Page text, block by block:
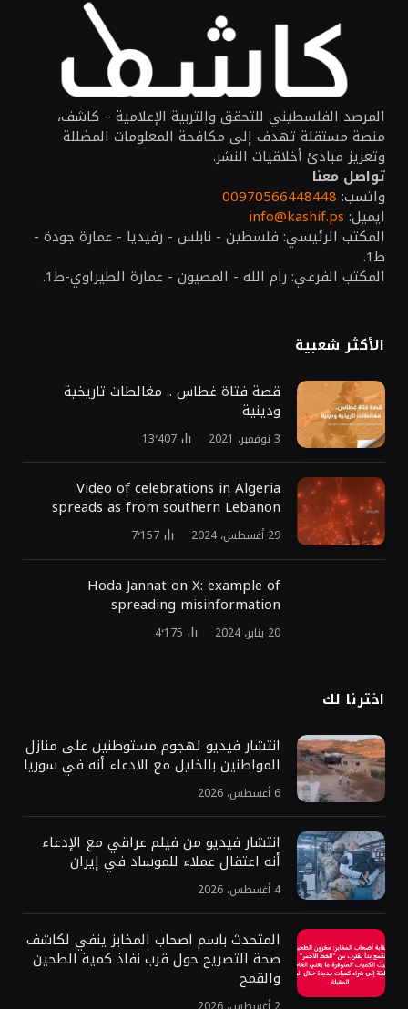
المرصد الفلسطيني للتحقق والتربية الإعلامية – كاشف،
منصة مستقلة تهدف إلى مكافحة المعلومات المضللة
وتعزيز مبادئ أخلاقيات النشر.
تواصل معنا
واتسب: 00970566448448
ايميل: info@kashif.ps
المكتب الرئيسي: فلسطين - نابلس - رفيديا - عمارة جودة -
ط1.
المكتب الفرعي: رام الله - المصيون - عمارة الطيراوي-ط1.
الأكثر شعبية
قصة فتاة غطاس .. مغالطات تاريخية
ودينية
3 نوفمبر، 2021 13٬407
Video of celebrations in Algeria
spreads as from southern Lebanon
29 أغسطس، 2024 7٬157
Hoda Jannat on X: example of
spreading misinformation
20 يناير، 2024 4٬175
اخترنا لك
انتشار فيديو لهجوم مستوطنين على منازل
المواطنين بالخليل مع الادعاء أنه في سوريا
6 أغسطس، 2026
انتشار فيديو من فيلم عراقي مع الإدعاء
أنه اعتقال عملاء للموساد في إيران
4 أغسطس، 2026
المتحدث باسم اصحاب المخابز ينفي لكاشف
صحة التصريح حول قرب نفاذ كمية الطحين
والقمح